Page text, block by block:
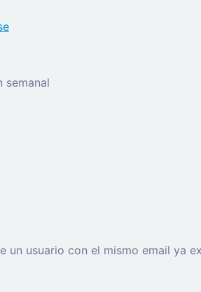
semanal
un usuario con el mismo email